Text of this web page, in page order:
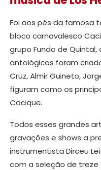
Foi aos pés da famosa
bloco carnavalesco
grupo Fundo de
antológicos foram
Cruz, Almir Guineto,
figuram como os
Cacique.
Todos esses grandes
gravações e shows a
instrumentista Dirceu
com a seleção de